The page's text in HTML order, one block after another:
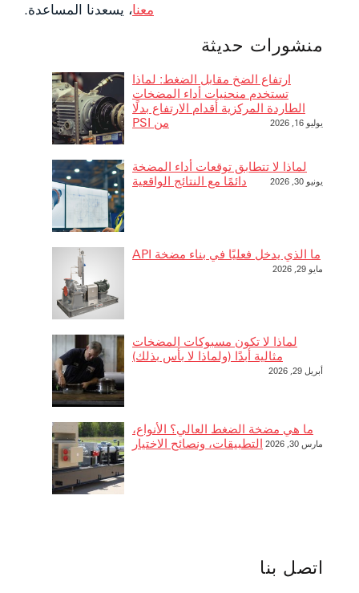
معنا، يسعدنا المساعدة.
منشورات حديثة
ارتفاع الضخ مقابل الضغط: لماذا
تستخدم منحنيات أداء المضخات
الطاردة المركزية أقدام الارتفاع بدلًا
من PSI
يوليو 16, 2026
لماذا لا تتطابق توقعات أداء المضخة
دائمًا مع النتائج الواقعية
يونيو 30, 2026
ما الذي يدخل فعليًا في بناء مضخة API
مايو 29, 2026
لماذا لا تكون مسبوكات المضخات
مثالية أبدًا (ولماذا لا بأس بذلك)
أبريل 29, 2026
ما هي مضخة الضغط العالي؟ الأنواع،
التطبيقات، ونصائح الاختيار
مارس 30, 2026
اتصل بنا